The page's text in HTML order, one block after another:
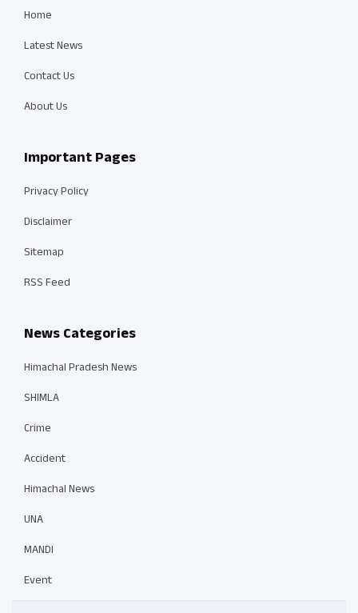
Home
Latest News
Contact Us
About Us
Important Pages
Privacy Policy
Disclaimer
Sitemap
RSS Feed
News Categories
Himachal Pradesh News
SHIMLA
Crime
Accident
Himachal News
UNA
MANDI
Event